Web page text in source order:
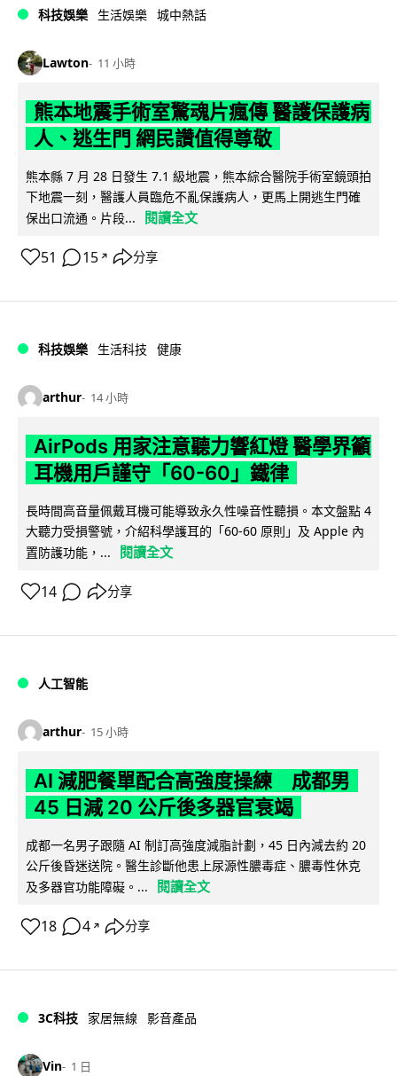
科技娛樂 生活娛樂 城中熱話
Lawton 11 小時
熊本地震手術室驚魂片瘋傳 醫護保護病
人、逃生門 網民讚值得尊敬
熊本縣 7 月 28 日發生 7.1 級地震，熊本綜合醫院手術室鏡頭拍
下地震一刻，醫護人員臨危不亂保護病人，更馬上開逃生門確
保出口流通。片段...
閱讀全文
51 15 ↗ 分享
科技娛樂 生活科技 健康
arthur 14 小時
AirPods 用家注意聽力響紅燈 醫學界籲
耳機用戶謹守「60-60」鐵律
長時間高音量佩戴耳機可能導致永久性噪音性聽損。本文盤點 4
大聽力受損警號，介紹科學護耳的「60-60 原則」及 Apple 內
置防護功能，...
閱讀全文
14 分享
人工智能
arthur 15 小時
AI 減肥餐單配合高強度操練 成都男
45 日減 20 公斤後多器官衰竭
成都一名男子跟隨 AI 制訂高強度減脂計劃，45 日內減去約 20
公斤後昏迷送院。醫生診斷他患上尿源性膿毒症、膿毒性休克
及多器官功能障礙。...
閱讀全文
18 4 ↗ 分享
3C科技 家居無線 影音產品
Vin 1 日